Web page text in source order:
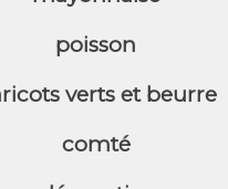
poisson
verts et beurre
comté